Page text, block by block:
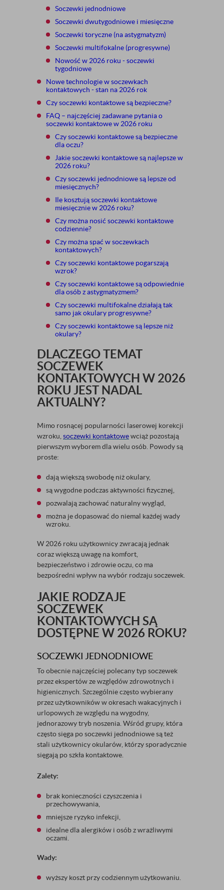
Soczewki jednodniowe
Soczewki dwutygodniowe i miesięczne
Soczewki toryczne (na astygmatyzm)
Soczewki multifokalne (progresywne)
Nowość w 2026 roku - soczewki
tygodniowe
Nowe technologie w soczewkach
kontaktowych - stan na 2026 rok
Czy soczewki kontaktowe są bezpieczne?
FAQ – najczęściej zadawane pytania o
soczewki kontaktowe w 2026 roku
Czy soczewki kontaktowe są bezpieczne
dla oczu?
Jakie soczewki kontaktowe są najlepsze w
2026 roku?
Czy soczewki jednodniowe są lepsze od
miesięcznych?
Ile kosztują soczewki kontaktowe
miesięcznie w 2026 roku?
Czy można nosić soczewki kontaktowe
codziennie?
Czy można spać w soczewkach
kontaktowych?
Czy soczewki kontaktowe pogarszają
wzrok?
Czy soczewki kontaktowe są odpowiednie
dla osób z astygmatyzmem?
Czy soczewki multifokalne działają tak
samo jak okulary progresywne?
Czy soczewki kontaktowe są lepsze niż
okulary?
DLACZEGO TEMAT
SOCZEWEK
KONTAKTOWYCH W 2026
ROKU JEST NADAL
AKTUALNY?
Mimo rosnącej popularności laserowej korekcji
wzroku, soczewki kontaktowewciąż pozostają
pierwszym wyborem dla wielu osób. Powody są
proste:
dają większą swobodę niż okulary,
są wygodne podczas aktywności fizycznej,
pozwalają zachować naturalny wygląd,
można je dopasować do niemal każdej wady
wzroku.
W 2026 roku użytkownicy zwracają jednak
coraz większą uwagę na komfort,
bezpieczeństwo i zdrowie oczu, co ma
bezpośredni wpływ na wybór rodzaju soczewek.
JAKIE RODZAJE
SOCZEWEK
KONTAKTOWYCH SĄ
DOSTĘPNE W 2026 ROKU?
SOCZEWKI JEDNODNIOWE
To obecnie najczęściej polecany typ soczewek
przez ekspertów ze względów zdrowotnych i
higienicznych. Szczególnie często wybierany
przez użytkowników w okresach wakacyjnych i
urlopowych ze względu na wygodny,
jednorazowy tryb noszenia. Wśród grupy, która
często sięga po soczewki jednodniowe są też
stali użytkownicy okularów, którzy sporadycznie
sięgają po szkła kontaktowe.
Zalety:
brak konieczności czyszczenia i
przechowywania,
mniejsze ryzyko infekcji,
idealne dla alergików i osób z wrażliwymi
oczami.
Wady:
wyższy koszt przy codziennym użytkowaniu.